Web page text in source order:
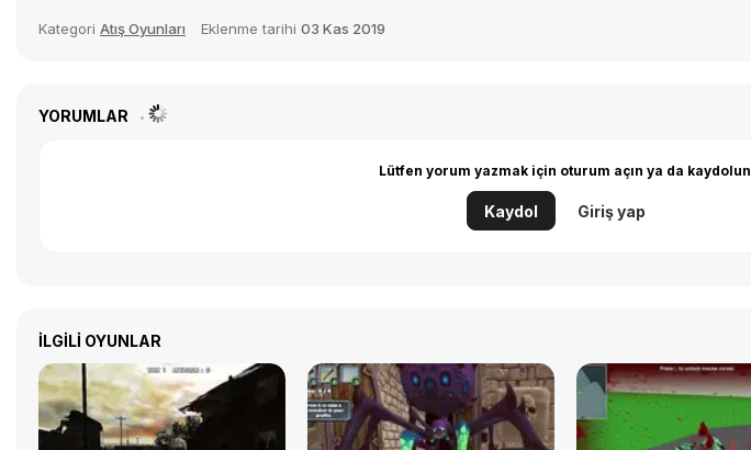
Kategori Atış Oyunları Eklenme tarihi 03 Kas 2019
YORUMLAR
Lütfen yorum yazmak için oturum açın ya da kaydolun
Kaydol Giriş yap
İLGILI OYUNLAR